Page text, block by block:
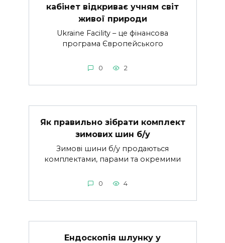
кабінет відкриває учням світ
живої природи
Ukraine Facility – це фінансова
програма Європейського
0 2
Як правильно зібрати комплект
зимових шин б/у
Зимові шини б/у продаються
комплектами, парами та окремими
0 4
Ендоскопія шлунку у